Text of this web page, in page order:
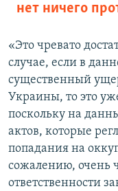
нет ничего
«Это чревато
случае, если в
существенный
Украины, то это
поскольку на
актов, которые
попадания на
сожалению, очень
ответственности